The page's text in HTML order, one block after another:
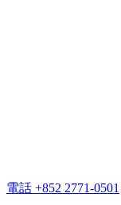
電話 +852 2771-0501